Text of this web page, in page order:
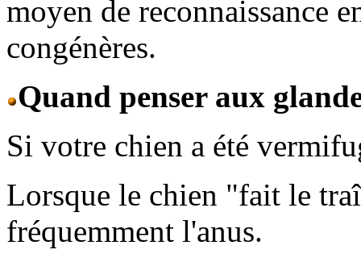
moyen de reconnaissance
congénères.
Quand penser aux
Si votre chien a été
Lorsque le chien "fait le
fréquemment l'anus.